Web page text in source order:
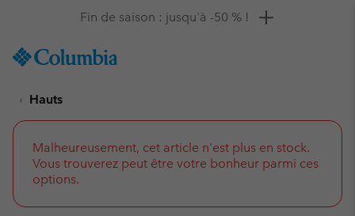
TO
SKIP
NAV
SKIP
TO
SEARCH
Remise de 10 % à saisir
Hauts
Malheureusement, cet article n'est plus en stock.
Vous trouverez peut être votre bonheur parmi ces
options.